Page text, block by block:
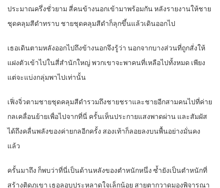
ประมาณครึ่งชั่วยาม สี่คนข้างนอกเข้ามาพร้อมกัน หลังรายงานให้ชาย
ชุดคลุมสีดำทราบ ชายชุดคลุมสีดำก็ลุกขึ้นแล้วเดินออกไป
เธอเดินตามหลังออกไปถึงข้างนอกจึงรู้ว่า นอกจากบางส่วนที่ถูกสั่งให้
แฝงตัวเข้าไปในสี่สำนักใหญ่ พวกเขาจะพาคนที่เหลือไปทั้งหมด เพียง
แต่จะแบ่งกลุ่มพาไปเท่านั้น
เฟิ่งจิ่วตามชายชุดคลุมสีดำรวมถึงชายชราและชายอีกสามคนไปที่ค่าย
กลเคลื่อนย้ายเพื่อไปจากที่นี่ ครั้นเห็นประกายแสงพาดผ่าน และสัมผัส
ได้ถึงคลื่นพลังของค่ายกลอีกครั้ง สองเท้าก็ลอยลงบนพื้นอย่างมั่นคง
แล้ว
ครั้นมาถึง ก็พบว่าที่นี่เป็นด้านหลังของตำหนักหนึ่ง ซ้ำยังเป็นตำหนักที่
สร้างติดภูเขา เธอลอบประหลาดใจเล็กน้อย สายตากวาดมองพิจารณา